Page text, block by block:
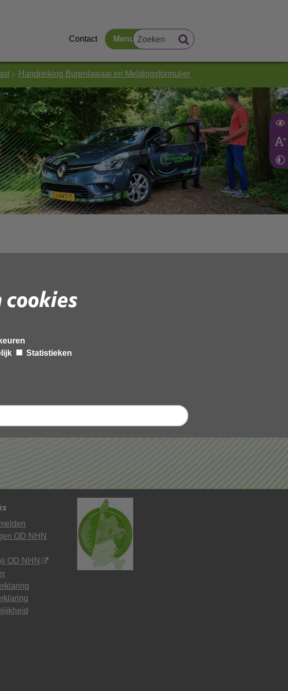
Statistieken
Contact Menu
Handreiking Burenlawaai en Meldingsformulier
OD NHN
OD NHN